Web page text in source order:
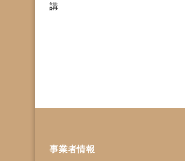
講
事業者情報